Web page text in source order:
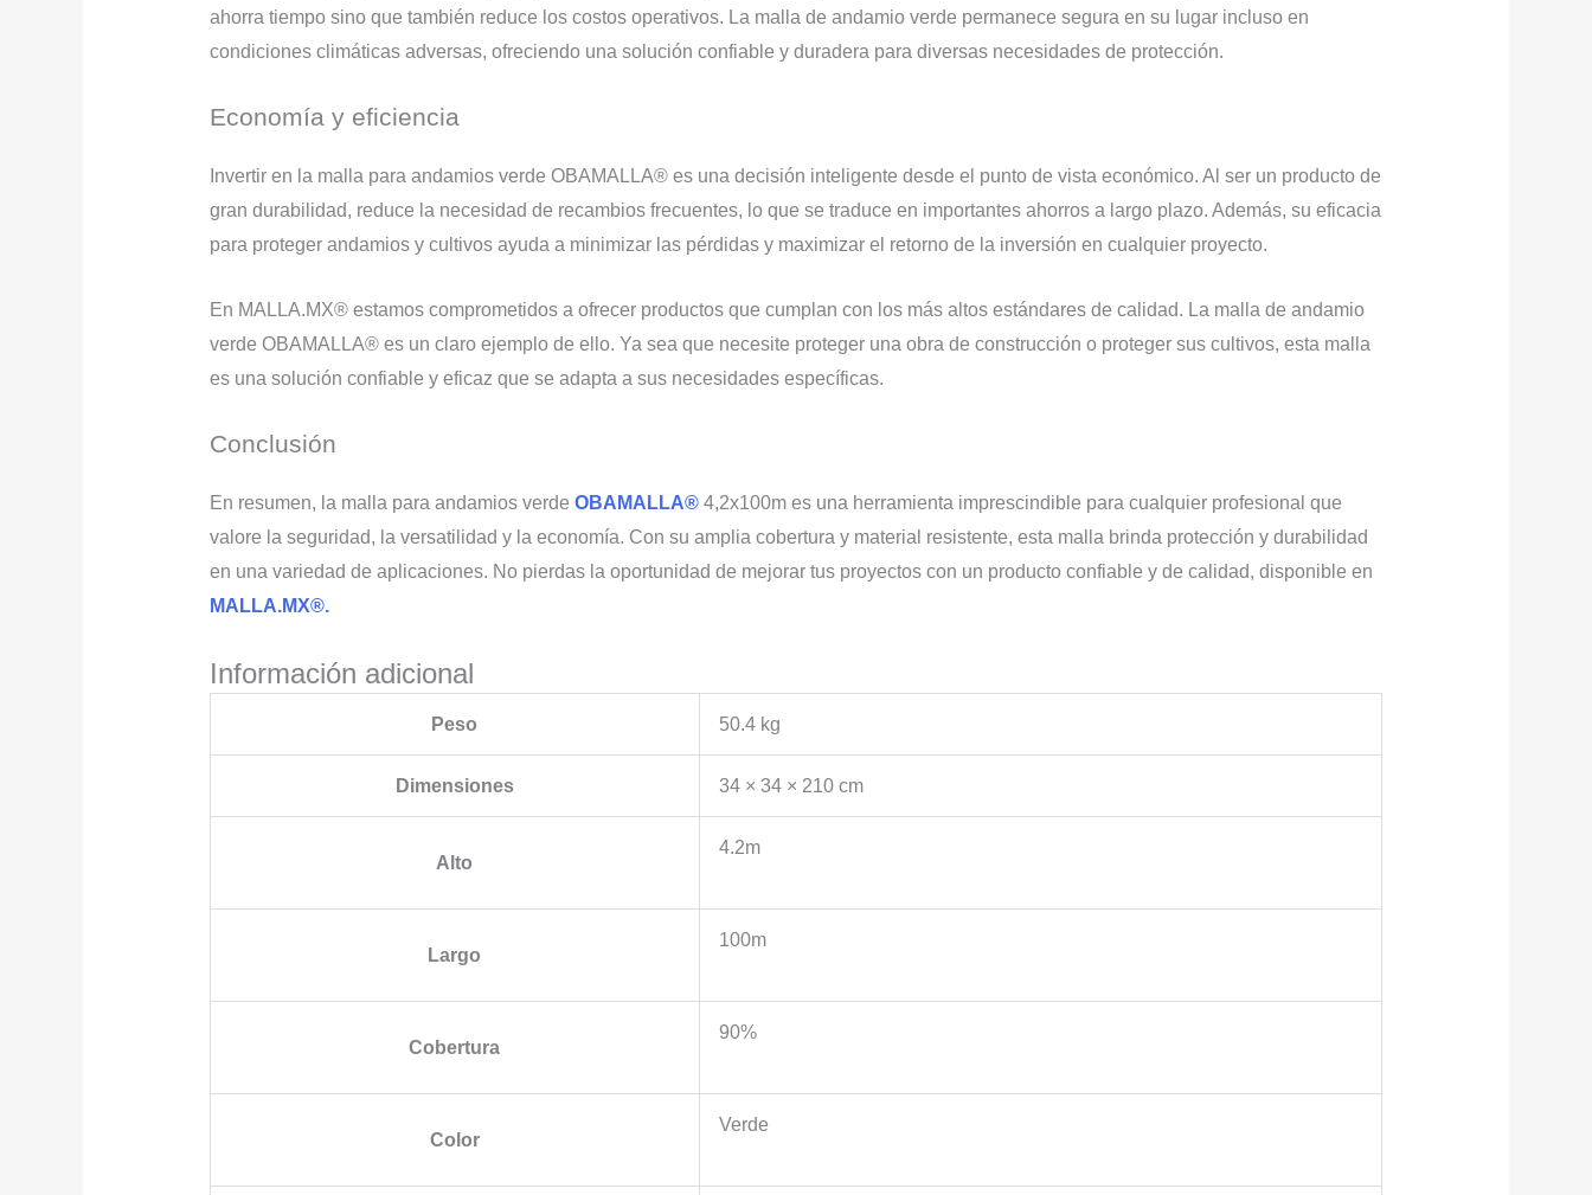
ahorra tiempo sino que también reduce los costos operativos. La malla de andamio verde permanece segura en su lugar incluso en
condiciones climáticas adversas, ofreciendo una solución confiable y duradera para diversas necesidades de protección.
Economía y eficiencia
Invertir en la malla para andamios verde OBAMALLA® es una decisión inteligente desde el punto de vista económico. Al ser un producto de
gran durabilidad, reduce la necesidad de recambios frecuentes, lo que se traduce en importantes ahorros a largo plazo. Además, su eficacia
para proteger andamios y cultivos ayuda a minimizar las pérdidas y maximizar el retorno de la inversión en cualquier proyecto.
En MALLA.MX® estamos comprometidos a ofrecer productos que cumplan con los más altos estándares de calidad. La malla de andamio
verde OBAMALLA® es un claro ejemplo de ello. Ya sea que necesite proteger una obra de construcción o proteger sus cultivos, esta malla
es una solución confiable y eficaz que se adapta a sus necesidades específicas.
Conclusión
En resumen, la malla para andamios verde OBAMALLA®4,2x100m es una herramienta imprescindible para cualquier profesional que
valore la seguridad, la versatilidad y la economía. Con su amplia cobertura y material resistente, esta malla brinda protección y durabilidad
en una variedad de aplicaciones. No pierdas la oportunidad de mejorar tus proyectos con un producto confiable y de calidad, disponible en
MALLA.MX®.
Información adicional
Peso 50.4 kg
Dimensiones 34 × 34 × 210 cm
Alto
4.2m
Largo
100m
Cobertura
90%
Color
Verde